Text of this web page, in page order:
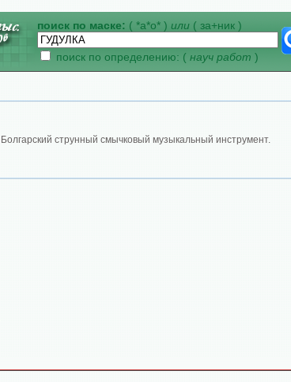
поиск по маске: ( *а*о* ) или ( за+ник )
поиск по определению: ( науч работ )
Болгарский струнный смычковый музыкальный инструмент.